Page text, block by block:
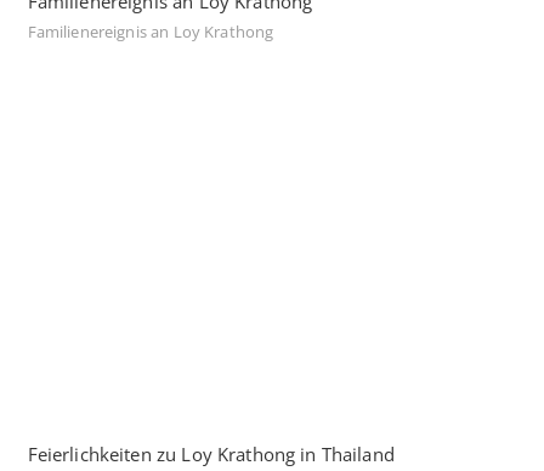
Familienereignis an Loy Krathong
Feierlichkeiten zu Loy Krathong in Thailand